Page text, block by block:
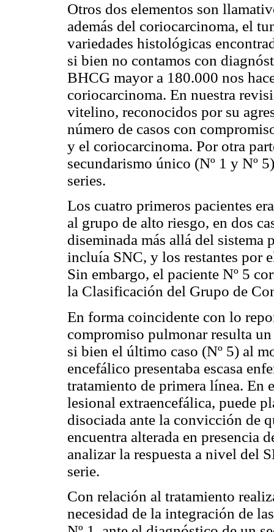
Otros dos elementos son
además del coriocarcinoma, el
variedades histológicas
si bien no contamos con
BHCG mayor a 180.000 nos
coriocarcinoma. En nuestra
vitelino, reconocidos por su
número de casos con
y el coriocarcinoma. Por otra
secundarismo único (Nº 1 y Nº
series.
Los cuatro primeros pacientes
al grupo de alto riesgo, en dos
diseminada más allá del sistema
incluía SNC, y los restantes por
Sin embargo, el paciente Nº 5
la Clasificación del Grupo de
En forma coincidente con lo
compromiso pulmonar resulta
si bien el último caso (Nº 5) al
encefálico presentaba escasa
tratamiento de primera línea. En
lesional extraencefálica, puede
disociada ante la convicción de
encuentra alterada en presencia
analizar la respuesta a nivel del
serie.
Con relación al tratamiento
necesidad de la integración de